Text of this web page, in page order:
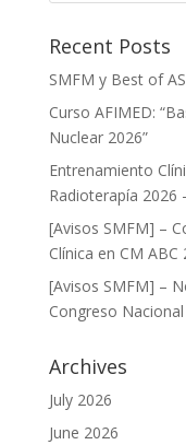
Recent Posts
SMFM y Best of
Curso AFIMED:
Nuclear 2026”
Entrenamiento
Radioterapía 2026
[Avisos SMFM] –
Clínica en CM ABC
[Avisos SMFM] –
Congreso
Archives
July 2026
June 2026